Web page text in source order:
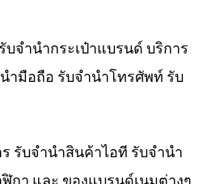
จำนำกระเป๋าแบรนด์ บริการ
ำมือถือ รับจำนำโทรศัพท์ รับ
รับจำนำสินค้าไอที รับจำนำ